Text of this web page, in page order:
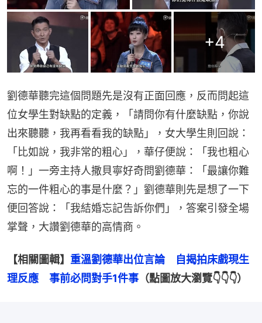
+4
劉德華聽完這個問題先是沒有正面回應，反而問起這
位女學生對缺點的定義，「請問你有什麼缺點，你說
出來聽聽，我再看看我的缺點」，女大學生則回說：
「比如說，我非常的粗心」，華仔便說：「我也粗心
啊！」一旁主持人撒貝寧好奇問劉德華：「最讓你難
忘的一件粗心的事是什麼？」劉德華則先是想了一下
便回答說：「我結婚忘記告訴你們」，答案引發全場
掌聲，大讚劉德華的高情商。
【相關圖輯】 重溫劉德華出位言論　自揭拍床戲現生
理反應　事前必問對手1件事 （點圖放大瀏覽👇👇👇）